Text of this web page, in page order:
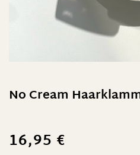
No Cream
16,95 €